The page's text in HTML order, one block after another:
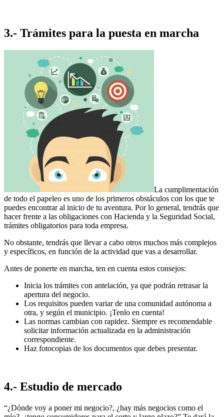
3.- Trámites para la puesta en marcha
La cumplimentación
de todo el papeleo es uno de los primeros obstáculos con los que te
puedes encontrar al inicio de tu aventura. Por lo general, tendrás que
hacer frente a las obligaciones con Hacienda y la Seguridad Social,
trámites obligatorios para toda empresa.
No obstante, tendrás que llevar a cabo otros muchos más complejos
y específicos, en función de la actividad que vas a desarrollar.
Antes de ponerte en marcha, ten en cuenta estos consejos:
Inicia los trámites con antelación, ya que podrán retrasar la
apertura del negocio.
Los requisitos pueden variar de una comunidad autónoma a
otra, y según el municipio. ¡Tenlo en cuenta!
Las normas cambian con rapidez. Siempre es recomendable
solicitar información actualizada en la administración
correspondiente.
Haz fotocopias de los documentos que debes presentar.
4.- Estudio de mercado
“¿Dónde voy a poner mi negocio?, ¿hay más negocios como el